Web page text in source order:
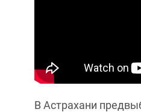
В Астрахани